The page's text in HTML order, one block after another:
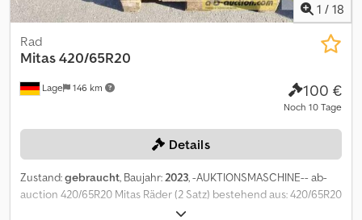
1 / 18
Lage 146 km
Rad
Mitas420/65R20
100 €
Noch 10 Tage
Details
Zustand:gebraucht, Baujahr:2023, -AUKTIONSMASCHINE-- ab-
auction 420/65R20 Mitas Räder (2 Satz) bestehend aus: 420/65R20
Mitas AC65 / Festfelge Nabe 210mm Lochkreis 260mm